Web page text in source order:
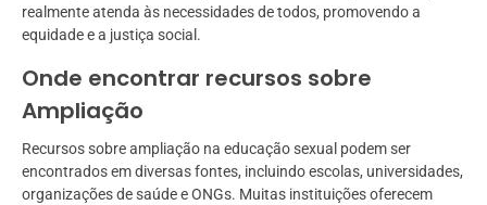
realmente atenda às necessidades de todos, promovendo a
equidade e a justiça social.
Onde encontrar recursos sobre
Ampliação
Recursos sobre ampliação na educação sexual podem ser
encontrados em diversas fontes, incluindo escolas, universidades,
organizações de saúde e ONGs. Muitas instituições oferecem